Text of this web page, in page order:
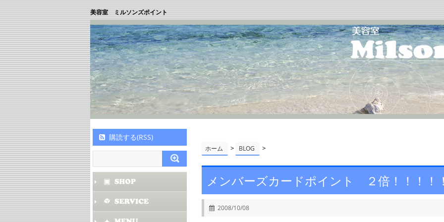
美容室 ミルソンズポイント
ホーム > BLOG >
メンバーズカードポイント ２倍！！！！
2008/10/08
購読する(RSS)